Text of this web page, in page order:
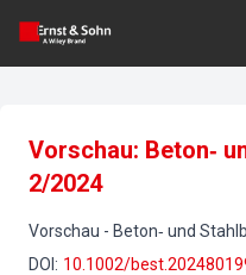
Vorschau: Beton‐
2/2024
Vorschau - Beton‐ und
DOI : 10.1002/